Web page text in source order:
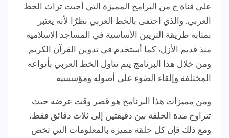
على قناة ج من البرامج المميزة التي أحيت تراث الخط
العربي. والذي احتفى بالخط العربي نظرًا لأنه يعتبر
بمثابة طريقة التزيين الأساسية في المساجد الاسلامية
منذ قديم الأزل، كما أستخدم في تدوين القرآن الكريم.
ومن خلال هذا البرنامج يتم تناول الخط العربي بأنواعه
المختلفة وإلقاء الضوء على أصوله ومؤسسيه.
ومن مميزات هذا البرنامج هو قصر وقت عرضه حيث
تتراوح مدة الحلقة بين دقيقتين إلى ثلاث دقائق فقط،
ومع ذلك فإن كل حلقة مميزة بالمعلومات التي تخص